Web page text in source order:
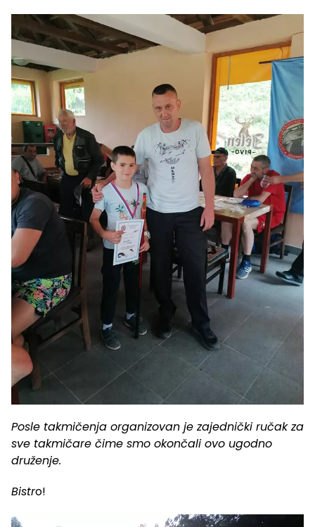
Posle takmičenja organizovan je zajednički ručak za
sve takmičare čime smo okončali ovo ugodno
druženje.
Bistro!